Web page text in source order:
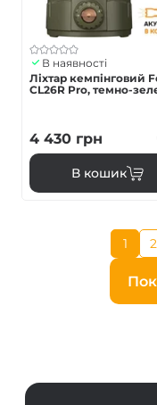
В наявності
Ліхтар кемпінговий
CL26R Pro, темно-
4 430 грн
В кошик
Поточна
сторінка
1 2